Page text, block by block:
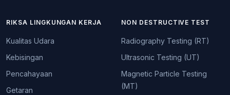
RIKSA LINGKUNGAN KERJA
Kualitas Udara
Kebisingan
Pencahayaan
Getaran
NON DESTRUCTIVE TEST
Radiography Testing (RT)
Ultrasonic Testing (UT)
Magnetic Particle Testing
(MT)